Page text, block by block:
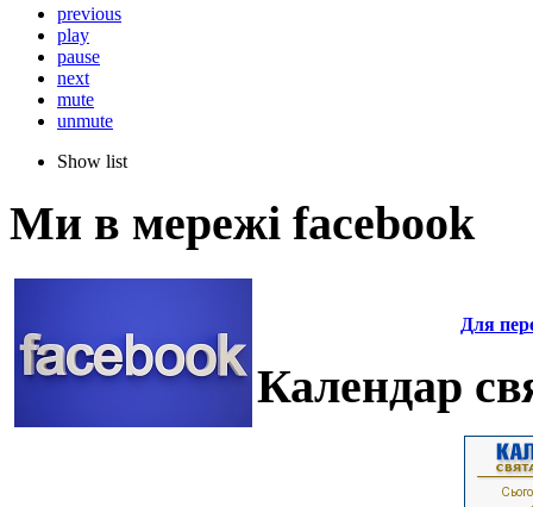
previous
play
pause
next
mute
unmute
Show list
Ми в мережі facebook
Для
Календар